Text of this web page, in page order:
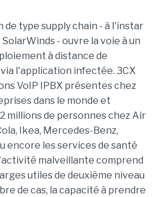
type supply chain - à l'instar
- ouvre la voie à un
à distance de
l'application infectée. 3CX
VoIP IPBX présentes chez
dans le monde et
millions de personnes chez Air
Ikea, Mercedes-Benz,
encore les services de santé
malveillante comprend
utiles de deuxième niveau
de cas, la capacité à prendre